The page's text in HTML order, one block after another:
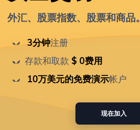
外汇、股票指数、股票和商品。
3分钟注册
存款和取款 $ 0费用
10万美元的免费演示帐户
现在加入